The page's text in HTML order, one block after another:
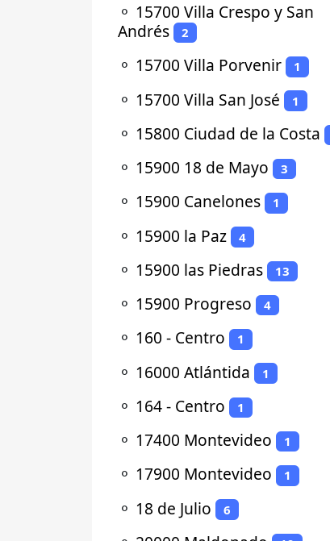
⚬ 15700 Villa Crespo y San
Andrés
2
⚬ 15700 Villa Porvenir 1
⚬ 15700 Villa San José 1
⚬ 15800 Ciudad de la Costa
⚬ 15900 18 de Mayo 3
⚬ 15900 Canelones 1
⚬ 15900 la Paz 4
⚬ 15900 las Piedras 13
⚬ 15900 Progreso 4
⚬ 160 - Centro 1
⚬ 16000 Atlántida 1
⚬ 164 - Centro 1
⚬ 17400 Montevideo 1
⚬ 17900 Montevideo 1
⚬ 18 de Julio 6